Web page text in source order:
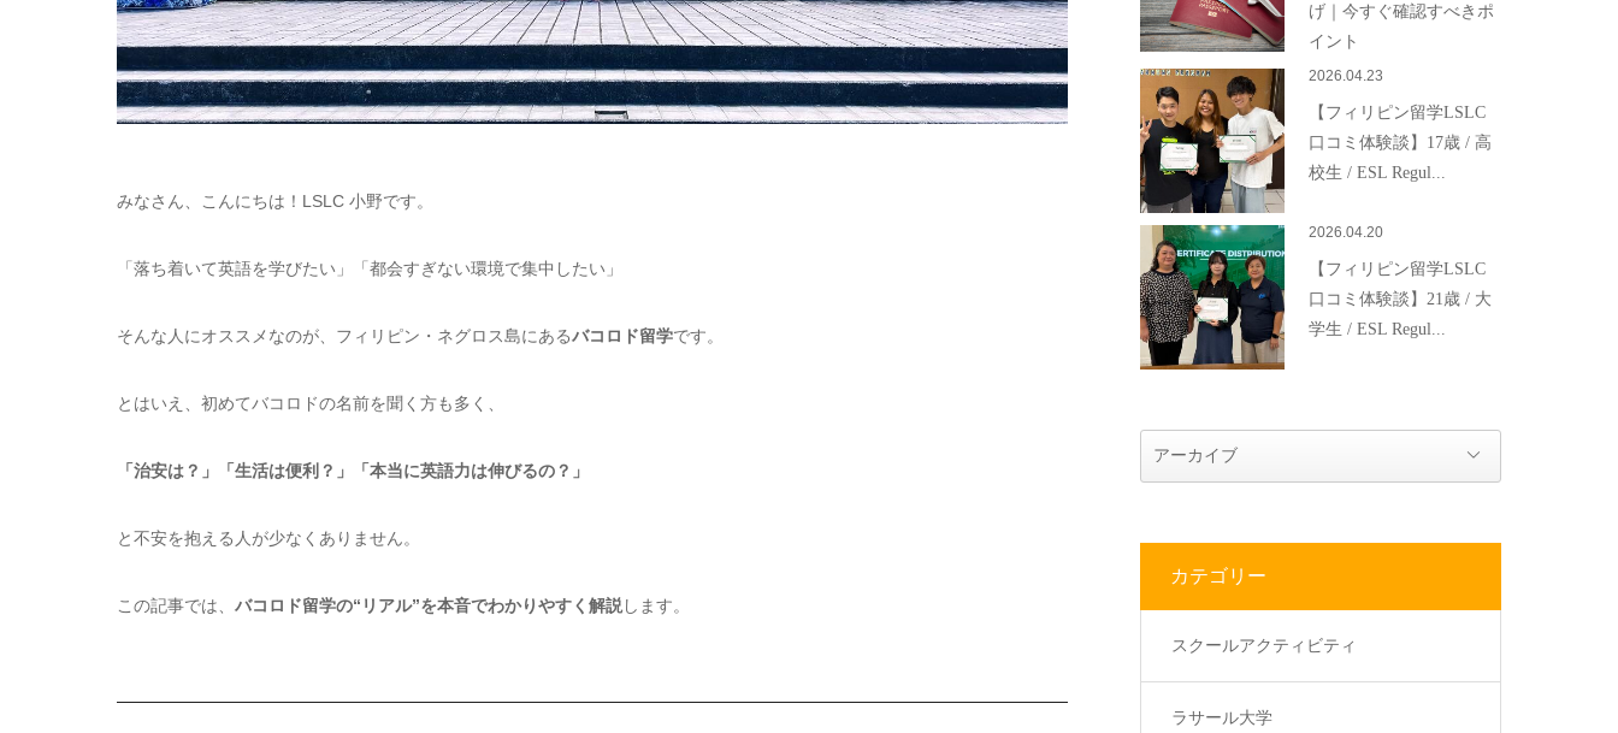
みなさん、こんにちは！LSLC 小野です。
「落ち着いて英語を学びたい」「都会すぎない環境で集中したい」
そんな人にオススメなのが、フィリピン・ネグロス島にあるバコロド留学です。
とはいえ、初めてバコロドの名前を聞く方も多く、
「治安は？」「生活は便利？」「本当に英語力は伸びるの？」
と不安を抱える人が少なくありません。
この記事では、 バコロド留学の“リアル”を本音でわかりやすく解説します。
げ｜今すぐ確認すべきポ
イント
2026.04.23
【フィリピン留学LSLC
口コミ体験談】17歳 / 高
校生 / ESL Regul...
2026.04.20
【フィリピン留学LSLC
口コミ体験談】21歳 / 大
学生 / ESL Regul...
カテゴリー
スクールアクティビティ
ラサール大学